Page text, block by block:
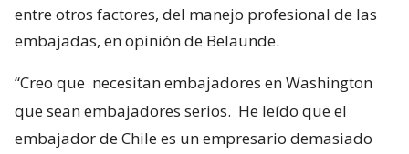
entre otros factores, del manejo profesional de las
embajadas, en opinión de Belaunde.
“Creo que necesitan embajadores en Washington
que sean embajadores serios. He leído que el
embajador de Chile es un empresario demasiado